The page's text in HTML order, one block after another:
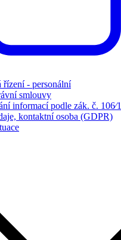
řízení - personální
smlouvy
informací podle zák. č.
kontaktní osoba (GDPR)